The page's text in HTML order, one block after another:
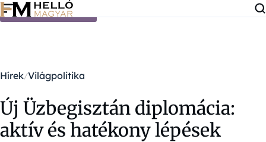
Ugrás a tartalomra
Hírek Világpolitika
Új Üzbegisztán diplomácia:
aktív és hatékony lépések